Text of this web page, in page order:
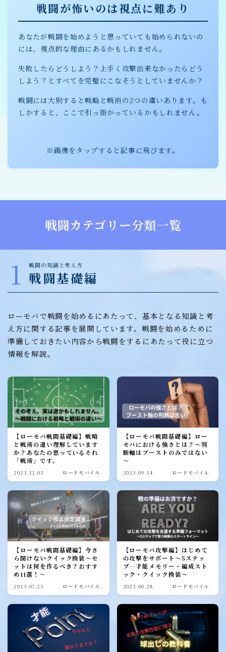
戦闘が怖いのは視点に難あり
あなたが戦闘を始めようと思っていても始められないの
には、視点的な理由にあるかもしれません。
失敗したらどうしよう？上手く攻撃出来なかったらどう
しよう？とすべてを完璧にこなそうとしていませんか？
戦闘には大別すると戦略と戦術の2つの違いあります。も
しかすると、ここで引っ掛かっているかもしれません。
※画像をタップすると記事に飛びます。
戦闘カテゴリー分類一覧
1 戦闘の知識と考え方
戦闘基礎編
ローモバで戦闘を始めるにあたって、基本となる知識と考
え方に関する記事を展開しています。戦闘を始めるために
準備しておきたい内容から戦闘をするにあたって役に立つ
情報を解説。
【ローモバ戦闘基礎編】戦略
と戦術の違い理解しています
か？あなたの思っているそれ
「戦術」です。
2023.12.03 ロードモバイル
【ローモバ戦闘基礎編】ロー
モバにおける強さとは？～判
断軸はブーストのみではない
～
2023.09.14 ロードモバイル
【ローモバ戦闘基礎編】今さ
ら聞けないクイック換装～セ
ットは何を作るべき？おすす
め11選！～
2023.07.23 ロードモバイル
【ローモバ攻撃編】はじめて
の攻撃をサポート～5ステッ
プ…才能メモリー・編成スト
ック・クイック換装～
2023.06.28 ロードモバイル